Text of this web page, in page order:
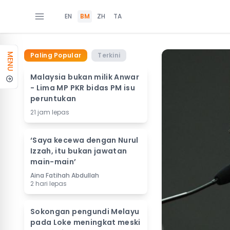
EN BM ZH TA
MENU Paling Popular Terkini
Malaysia bukan milik Anwar
- Lima MP PKR bidas PM isu
peruntukan
21 jam lepas
‘Saya kecewa dengan Nurul
Izzah, itu bukan jawatan
main-main’
Aina Fatihah Abdullah
2 hari lepas
Sokongan pengundi Melayu
pada Loke meningkat meski